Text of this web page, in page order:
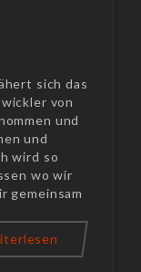
sich das
von
und
und
wird so
wo wir
gemeinsam